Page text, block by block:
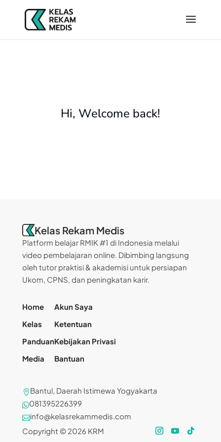
Hi, Welcome back!
Kelas Rekam Medis
Platform belajar RMIK #1 di Indonesia melalui
video pembelajaran online. Dibimbing langsung
oleh tutor praktisi & akademisi untuk persiapan
Ukom, CPNS, dan peningkatan karir.
Home
Kelas
Panduan
Media
Akun Saya
Ketentuan
Kebijakan Privasi
Bantuan
Bantul, Daerah Istimewa Yogyakarta
081395226399
info@kelasrekammedis.com
Copyright © 2026 KRM